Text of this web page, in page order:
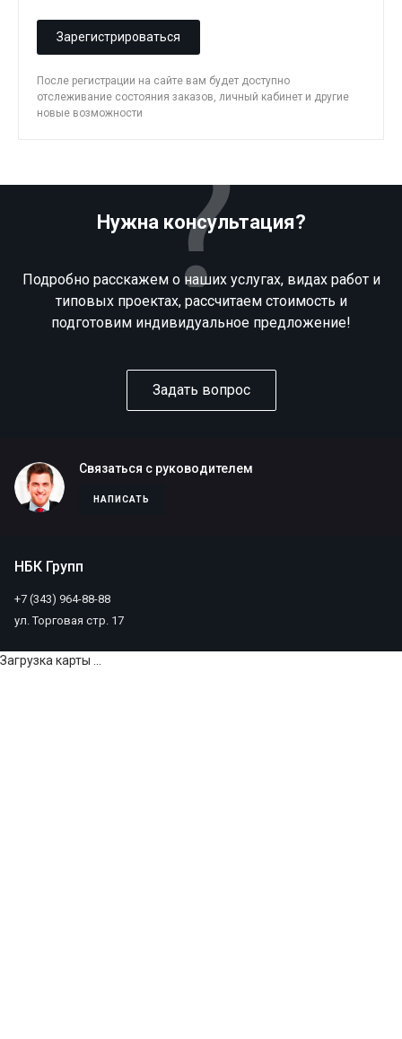
Зарегистрироваться
После регистрации на сайте вам будет доступно
отслеживание состояния заказов, личный кабинет и другие
новые возможности
Нужна консультация?
Подробно расскажем о наших услугах, видах работ и
типовых проектах, рассчитаем стоимость и
подготовим индивидуальное предложение!
Задать вопрос
Связаться с руководителем
НАПИСАТЬ
НБК Групп
+7 (343) 964-88-88
ул. Торговая стр. 17
Загрузка карты ...